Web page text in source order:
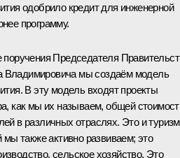
одобрило кредит для инженерной
программу.
поручения Председателя
мы создаём модель
В эту модель входят проекты
как мы их называем, общей
в различных отраслях. Это и туризм
также активно развиваем; это
сельское хозяйство. Это